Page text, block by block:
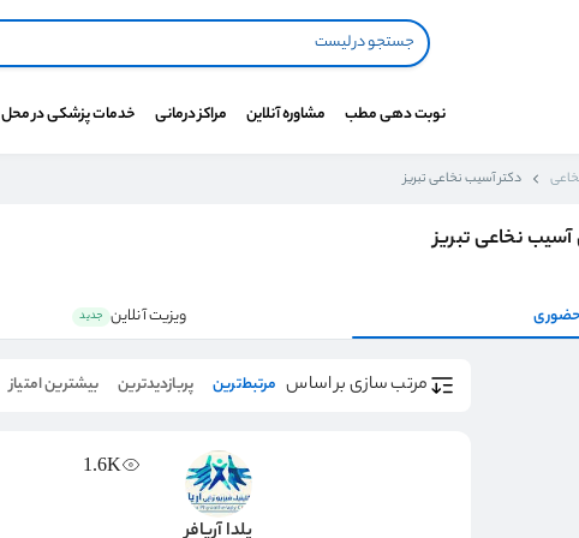
نوبت دهی مطب مشاوره آنلاین مراکز درمانی خدمات پزشکی در محل
دکتر آسیب نخاعی تبریز
نخاعی تبریز
ویزیت آنلاین جدید
مرتب سازی بر اساس مرتبط‌ترین پربازدیدترین بیشترین امتیاز
1.6K
یلدا آریافر